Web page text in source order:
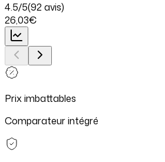
4.5/5(92 avis)
26,03€
Prix imbattables
Comparateur intégré